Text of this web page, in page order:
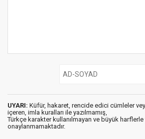
UYARI: Küfür, hakaret, rencide edici cümleler
içeren, imla kuralları ile yazılmamış,
Türkçe karakter kullanılmayan ve büyük harflerle
onaylanmamaktadır.